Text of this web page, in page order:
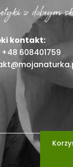
kontakt:
+48 608401759